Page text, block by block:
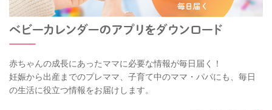
赤ちゃんの成長にあったママに必要な情報が毎日届く！
妊娠から出産までのプレママ、子育て中のママ・パパにも、毎日
の生活に役立つ情報をお届けします。